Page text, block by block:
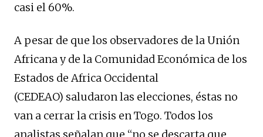
casi el 60%.
A pesar de que los observadores de la Unión
Africana y de la Comunidad Económica de los
Estados de Africa Occidental
(CEDEAO) saludaron las elecciones, éstas no
van a cerrar la crisis en Togo. Todos los